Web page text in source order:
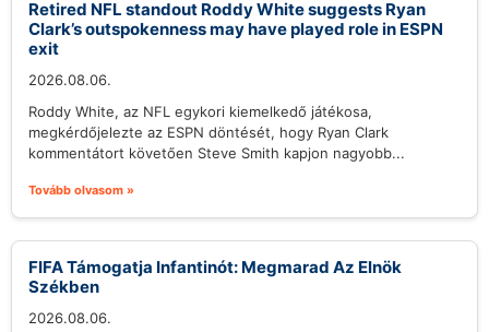
Retired NFL standout Roddy White suggests Ryan
Clark’s outspokenness may have played role in ESPN
exit
2026.08.06.
Roddy White, az NFL egykori kiemelkedő játékosa,
megkérdőjelezte az ESPN döntését, hogy Ryan Clark
kommentátort követően Steve Smith kapjon nagyobb...
Tovább olvasom »
FIFA Támogatja Infantinót: Megmarad Az Elnök
Székben
2026.08.06.